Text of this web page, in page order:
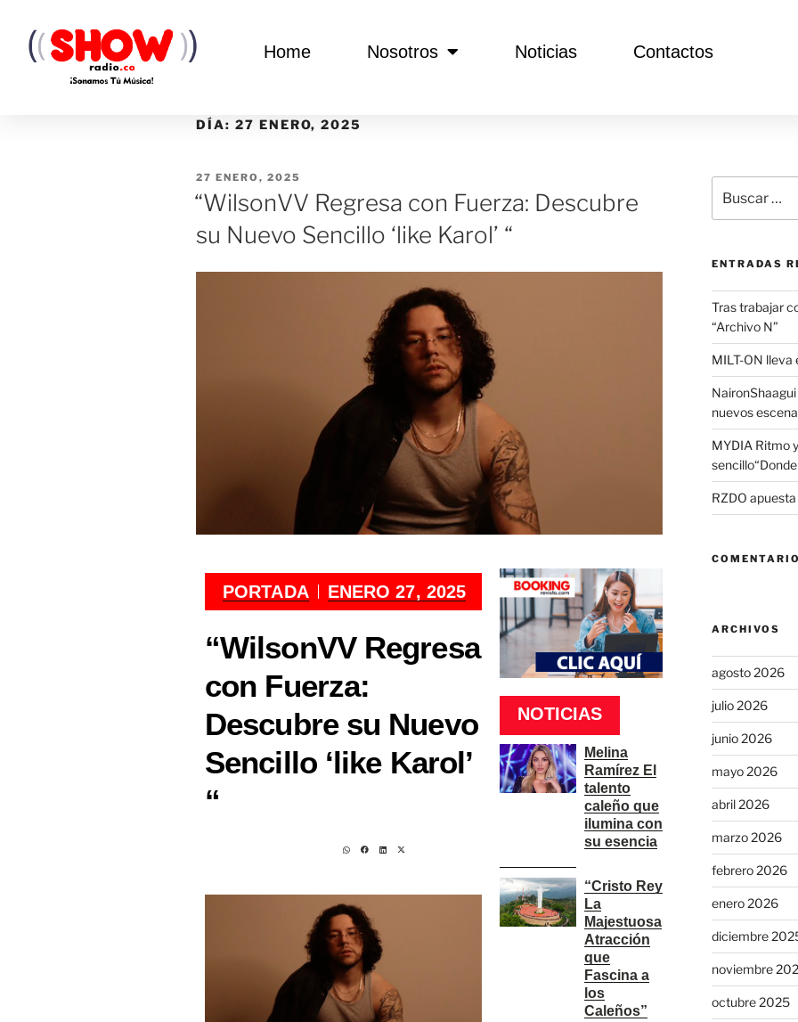
Home Nosotros Noticias Contactos
DÍA: 27 ENERO, 2025
27 ENERO, 2025
“WilsonVV Regresa con Fuerza: Descubre
su Nuevo Sencillo ‘like Karol’ “
PORTADA ENERO 27, 2025
“WilsonVV Regresa
con Fuerza:
Descubre su Nuevo
Sencillo ‘like Karol’
“
NOTICIAS
Melina
Ramírez El
talento
caleño que
ilumina con
su esencia
“Cristo Rey
La
Majestuosa
Atracción
que
Fascina a
los
Caleños”
ENTRADAS
Tras trabajar
“Archivo N”
MILT-ON lleva
nuevos
MYDIA Ritmo
sencillo“Donde
RZDO
ARCHIVOS
agosto 2026
julio 2026
junio 2026
mayo 2026
abril 2026
marzo 2026
febrero 2026
enero 2026
diciembre
noviembre
octubre 2025